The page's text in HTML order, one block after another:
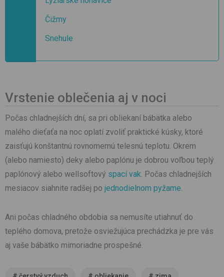
Čižmy
Snehule
Vrstenie oblečenia aj v noci
Počas chladnejších dní, sa pri obliekaní bábätka alebo
malého dieťaťa na noc oplatí zvoliť praktické kúsky, ktoré
zaisťujú konštantnú rovnomernú telesnú teplotu. Okrem
(alebo namiesto) deky alebo paplónu je dobrou voľbou teplý
paplónový alebo wellsoftový spací vak. Počas chladnejších
mesiacov siahnite radšej po jednodielnom pyžame.
Ani počas chladného obdobia sa nemusíte utiahnuť do
teplého domova, pretože osviežujúca prechádzka je pre vás
aj vaše bábätko mimoriadne prospešné.